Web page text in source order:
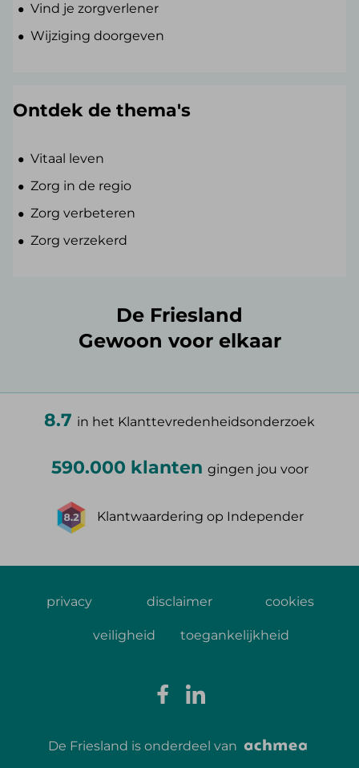
Vind je zorgverlener
Wijziging doorgeven
Ontdek de thema's
Vitaal leven
Zorg in de regio
Zorg verbeteren
Zorg verzekerd
De Friesland
Gewoon voor elkaar
8.7 in het Klanttevredenheidsonderzoek
590.000 klanten gingen jou voor
Klantwaardering op Independer
privacy disclaimer cookies
veiligheid toegankelijkheid
De Friesland is onderdeel van